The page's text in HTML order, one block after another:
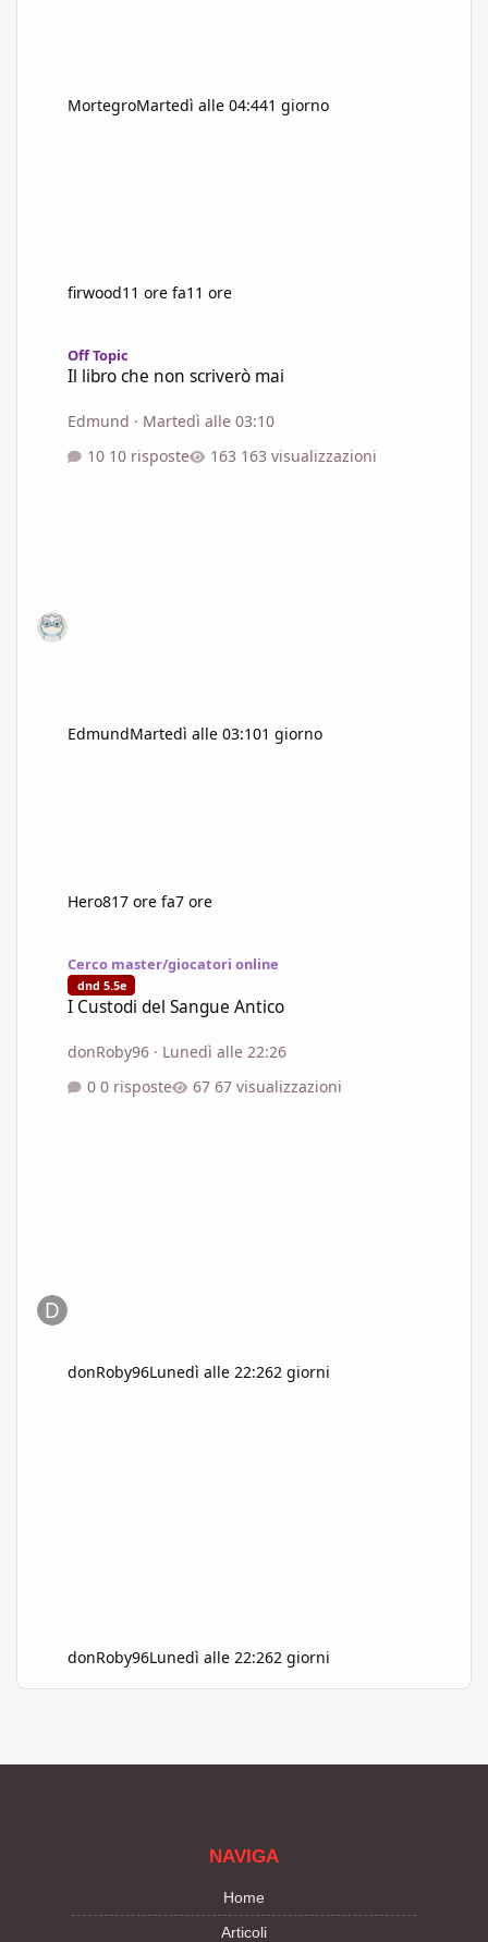
MortegroMartedì alle 04:441 giorno
firwood11 ore fa11 ore
Off Topic
Il libro che non scriverò mai
Edmund · Martedì alle 03:10
10 risposte
163 visualizzazioni
EdmundMartedì alle 03:101 giorno
Hero817 ore fa7 ore
Cerco master/giocatori online
dnd 5.5e
I Custodi del Sangue Antico
donRoby96 · Lunedì alle 22:26
0 risposte
67 visualizzazioni
donRoby96Lunedì alle 22:262 giorni
donRoby96Lunedì alle 22:262 giorni
NAVIGA
Home
Articoli